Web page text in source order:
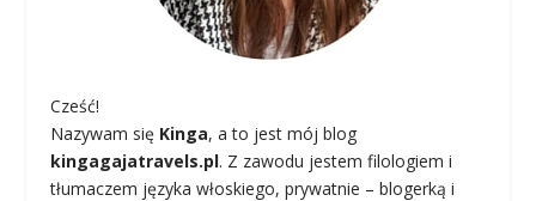
Cześć!
Nazywam się Kinga, a to jest mój blog
kingagajatravels.pl. Z zawodu jestem filologiem i
tłumaczem języka włoskiego, prywatnie – blogerką i